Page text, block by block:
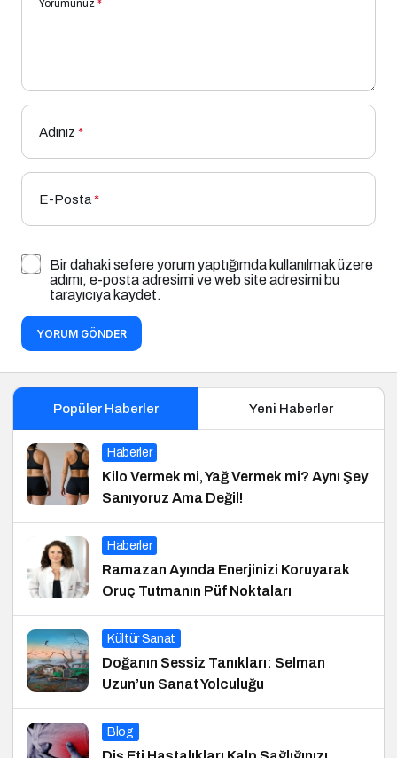
Yorumunuz *
Adınız *
E-Posta*
Bir dahaki sefere yorum yaptığımda kullanılmak üzere
adımı, e-posta adresimi ve web site adresimi bu
tarayıcıya kaydet.
YORUM GÖNDER
Popüler Haberler Yeni Haberler
Haberler
Kilo Vermek mi, Yağ Vermek mi? Aynı Şey
Sanıyoruz Ama Değil!
Haberler
Ramazan Ayında Enerjinizi Koruyarak
Oruç Tutmanın Püf Noktaları
Kültür Sanat
Doğanın Sessiz Tanıkları: Selman
Uzun’un Sanat Yolculuğu
Blog